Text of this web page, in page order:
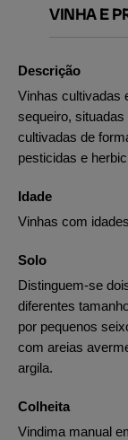
VINHA E
Descrição
Vinhas cultivadas
sequeiro,
cultivadas de
pesticidas e
Idade
Vinhas com
Solo
Distinguem-se
diferentes
por pequenos
com areias
argila.
Colheita
Vindima manual